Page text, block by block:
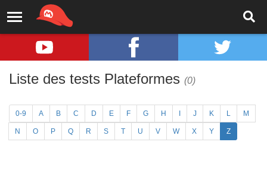
Liste des tests Plateformes (0)
0-9 A B C D E F G H J K L M
N O P Q R S T U V W X Y Z